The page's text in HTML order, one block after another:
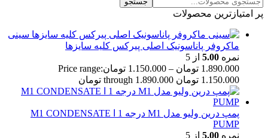
پر امتیازترین محصولات
سینی
ماکروفر پاناسونیک اصلی پیرکس کلیه سایزها
نمره 5.00 از 5
1.890.000 تومان –
1.150.000 تومانPrice range:
1.150.000 تومان through 1.890.000 تومان
پمپ درین ولیو مدل M1 درجه 1 ا M1 CONDENSATE
PUMP
نمره 5.00 از 5